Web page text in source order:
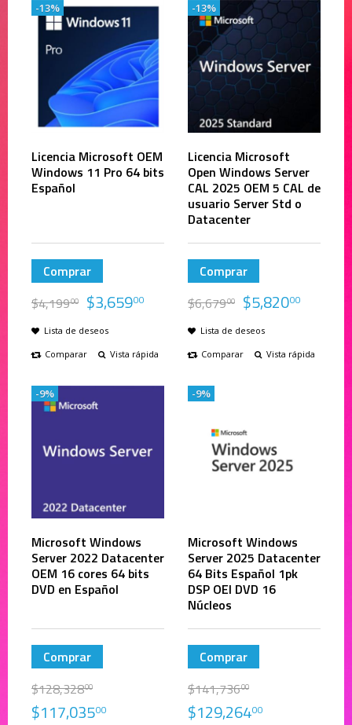
Licencia Microsoft OEM
Windows 11 Pro 64 bits
Español
Comprar
$4,19900 $3,65900
Lista de deseos
Comparar
Vista rápida
-13%
Licencia Microsoft
Open Windows Server
CAL 2025 OEM 5 CAL de
usuario Server Std o
Datacenter
Comprar
$6,67900 $5,82000
Lista de deseos
Comparar
Vista rápida
-13%
Microsoft Windows
Server 2022 Datacenter
OEM 16 cores 64 bits
DVD en Español
Comprar
$128,32800
$117,03500
-9%
Microsoft Windows
Server 2025 Datacenter
64 Bits Español 1pk
DSP OEI DVD 16
Núcleos
Comprar
$141,73600
$129,26400
-9%